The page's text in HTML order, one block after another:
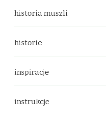
historia muszli
historie
inspiracje
instrukcje